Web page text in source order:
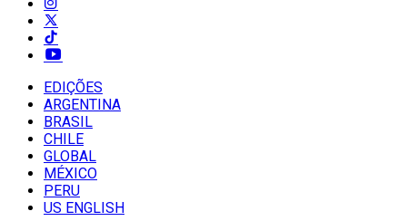
EDIÇÕES
ARGENTINA
BRASIL
CHILE
GLOBAL
MÉXICO
PERU
US ENGLISH